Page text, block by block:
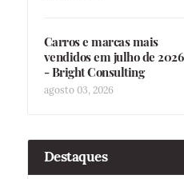
Carros e marcas mais
vendidos em julho de 2026
- Bright Consulting
agosto 03, 2026
Destaques